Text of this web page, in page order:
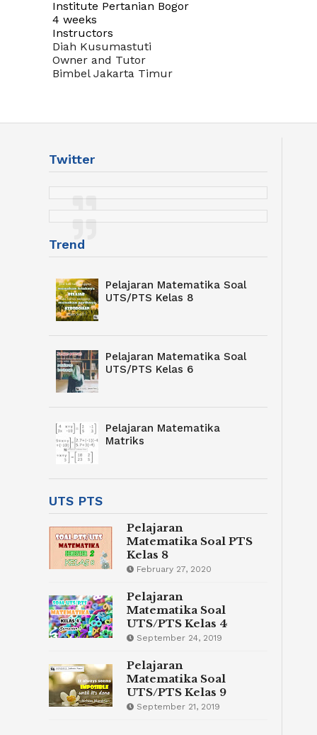
Institute Pertanian Bogor
4 weeks
Instructors
Diah Kusumastuti
Owner and Tutor
Bimbel Jakarta Timur
Twitter
Trend
Pelajaran Matematika Soal
UTS/PTS Kelas 8
Pelajaran Matematika Soal
UTS/PTS Kelas 6
Pelajaran Matematika
Matriks
UTS PTS
Pelajaran
Matematika Soal PTS
Kelas 8
February 27, 2020
Pelajaran
Matematika Soal
UTS/PTS Kelas 4
September 24, 2019
Pelajaran
Matematika Soal
UTS/PTS Kelas 9
September 21, 2019